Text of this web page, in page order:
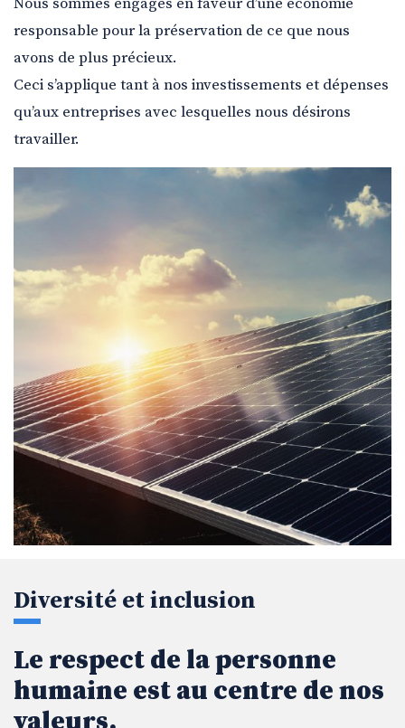
responsable pour la préservation de ce que nous
avons de plus précieux.
Ceci s’applique tant à nos investissements et dépenses
qu’aux entreprises avec lesquelles nous désirons
travailler.
Diversité et inclusion
Le respect de la personne
humaine est au centre de nos